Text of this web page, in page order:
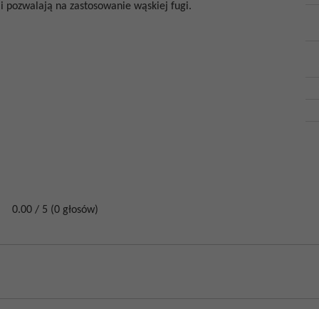
na zastosowanie wąskiej fugi.
0.00 / 5 (0 głosów)